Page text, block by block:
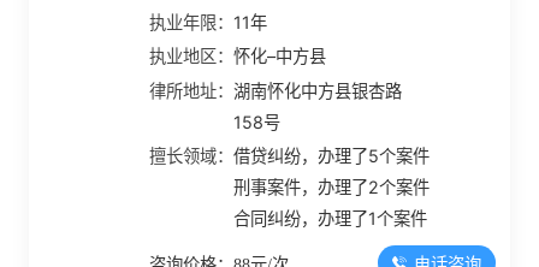
执业年限： 11年
执业地区：怀化–中方县
律所地址：湖南怀化中方县银杏路
158号
擅长领域：借贷纠纷，办理了5个案件
刑事案件，办理了2个案件
合同纠纷，办理了1个案件